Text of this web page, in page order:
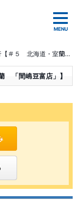
海道・室蘭 「間嶋豆富店」】
「間嶋豆富店」】